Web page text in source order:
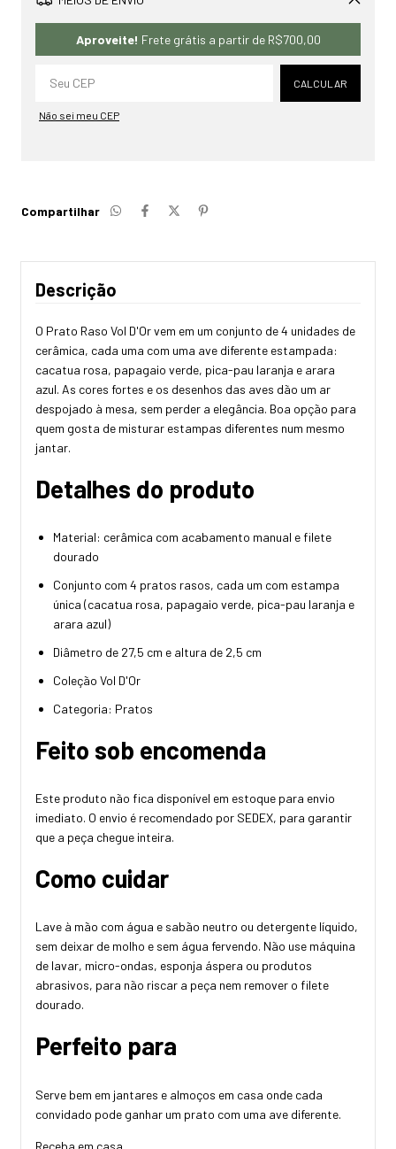
Aproveite! Frete grátis a partir de R$700,00
CALCULAR
Não sei meu CEP
Compartilhar
Descrição
O Prato Raso Vol D'Or vem em um conjunto de 4 unidades de
cerâmica, cada uma com uma ave diferente estampada:
cacatua rosa, papagaio verde, pica-pau laranja e arara
azul. As cores fortes e os desenhos das aves dão um ar
despojado à mesa, sem perder a elegância. Boa opção para
quem gosta de misturar estampas diferentes num mesmo
jantar.
Detalhes do produto
Material: cerâmica com acabamento manual e filete
dourado
Conjunto com 4 pratos rasos, cada um com estampa
única (cacatua rosa, papagaio verde, pica-pau laranja e
arara azul)
Diâmetro de 27,5 cm e altura de 2,5 cm
Coleção Vol D'Or
Categoria: Pratos
Feito sob encomenda
Este produto não fica disponível em estoque para envio
imediato. O envio é recomendado por SEDEX, para garantir
que a peça chegue inteira.
Como cuidar
Lave à mão com água e sabão neutro ou detergente líquido,
sem deixar de molho e sem água fervendo. Não use máquina
de lavar, micro-ondas, esponja áspera ou produtos
abrasivos, para não riscar a peça nem remover o filete
dourado.
Perfeito para
Serve bem em jantares e almoços em casa onde cada
convidado pode ganhar um prato com uma ave diferente.
Receba em casa.